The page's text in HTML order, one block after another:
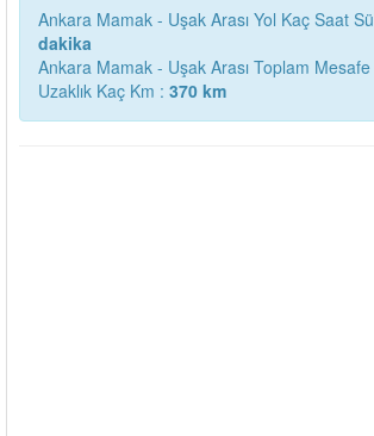
Ankara Mamak - Uşak Arası Yol Kaç Saat
dakika
Ankara Mamak - Uşak Arası Toplam
Uzaklık Kaç Km : 370 km